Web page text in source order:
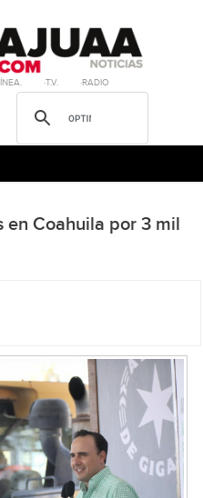
LÍNEA. ·T.V. ·RADIO
en Coahuila por 3 mil